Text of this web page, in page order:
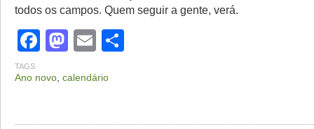
todos os campos. Quem seguir a gente, verá.
Facebook
Mastodon
Email
TAGS
Ano novo, calendário